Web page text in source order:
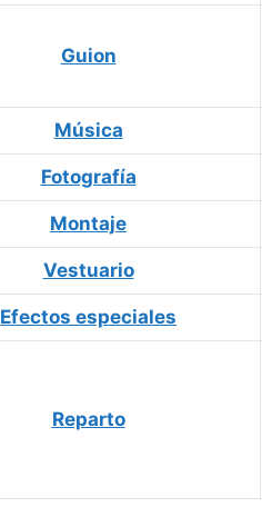
Guion
Música
Fotografía
Montaje
Vestuario
Efectos especiales
Reparto